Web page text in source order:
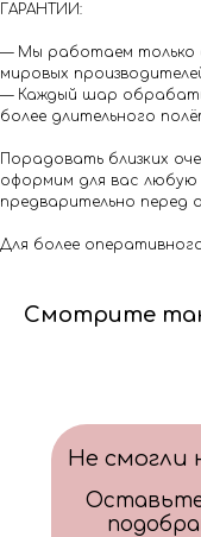
ГАРАНТИИ:
— Мы работаем только
мировых
— Каждый шар
более длительного
Порадовать близких
оформим для вас любую
предварительно перед
Для более
Смотрите
Не